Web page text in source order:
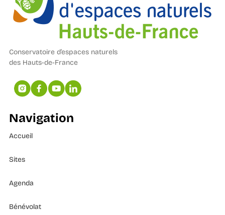
Conservatoire d’espaces naturels
des Hauts-de-France
Navigation
Accueil
Sites
Agenda
Bénévolat